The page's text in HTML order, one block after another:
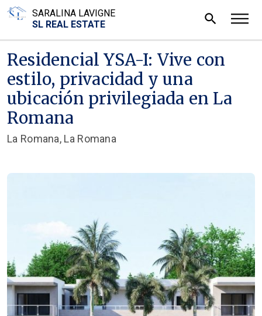
SARALINA LAVIGNE
SL REAL ESTATE
search
Residencial YSA-I: Vive con
estilo, privacidad y una
ubicación privilegiada en La
Romana
La Romana, La Romana